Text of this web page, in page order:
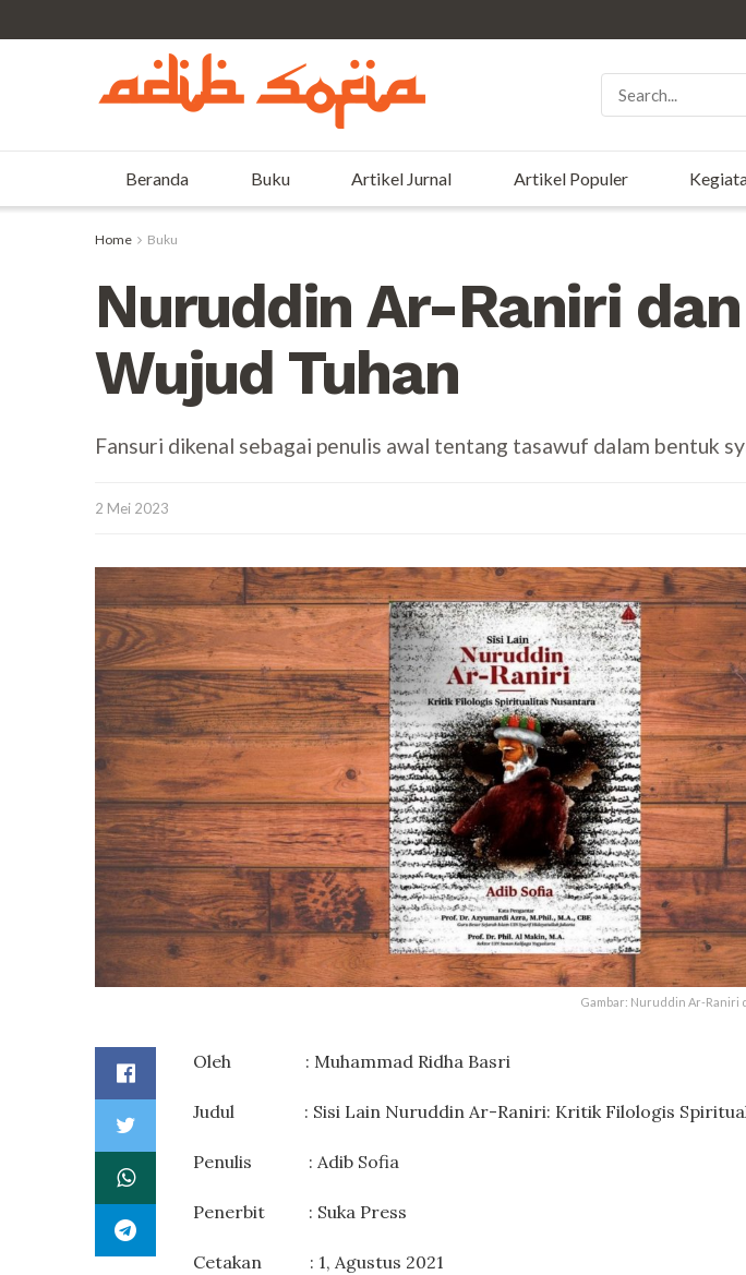
Beranda Buku Artikel Jurnal Artikel Populer
Home Buku
Nuruddin Ar-Raniri
Wujud Tuhan
Fansuri dikenal sebagai penulis awal tentang tasawuf dalam bentuk
2 Mei 2023
Gambar: Nuruddin Ar-Raniri
Oleh : Muhammad Ridha Basri
Judul : Sisi Lain Nuruddin Ar-Raniri: Kritik Filologis
Penulis : Adib Sofia
Penerbit : Suka Press
Cetakan : 1, Agustus 2021